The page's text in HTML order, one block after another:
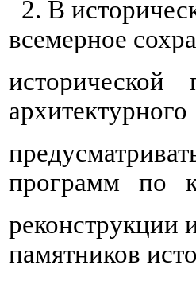
2. В
всемерное
программ по
реконструкции
памятников